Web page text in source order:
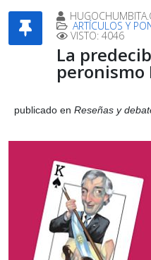
ARTÍCULOS Y
VISTO: 4046
La
peronismo
publicado en Reseñas y